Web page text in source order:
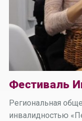
Фестиваль
Региональная
инвалидностью